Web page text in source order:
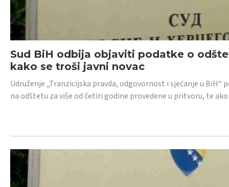
Sud BiH odbija objaviti podatke o
kako se troši javni novac
Udruženje „Tranzicijska pravda, odgovornost i sjećanje u
na odštetu za više od četiri godine provedene u pritvoru, te